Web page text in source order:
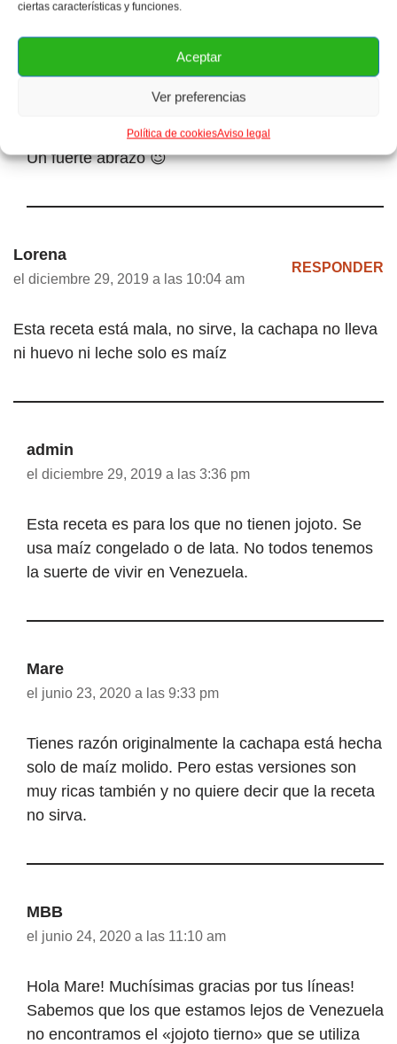
ciertas características y funciones.
Aceptar
Ver preferencias
Política de cookiesAviso legal
HarinaPan (harina precocida para hacer arepas)
no importa si es amarilla o blanca. Ahora si no
tienes harina para arepas, también puedes utilizar
Sólo cuida que la consistencia de la mezcla sea
espesa (como la del video) para que salga bien.
Un fuerte abrazo 😉
Lorena
el diciembre 29, 2019 a las 10:04 am
RESPONDER
Esta receta está mala, no sirve, la cachapa no lleva
ni huevo ni leche solo es maíz
admin
el diciembre 29, 2019 a las 3:36 pm
Esta receta es para los que no tienen jojoto. Se
usa maíz congelado o de lata. No todos tenemos
la suerte de vivir en Venezuela.
Mare
el junio 23, 2020 a las 9:33 pm
Tienes razón originalmente la cachapa está hecha
solo de maíz molido. Pero estas versiones son
muy ricas también y no quiere decir que la receta
no sirva.
MBB
el junio 24, 2020 a las 11:10 am
Hola Mare! Muchísimas gracias por tus líneas!
Sabemos que los que estamos lejos de Venezuela
no encontramos el «jojoto tierno» que se utiliza